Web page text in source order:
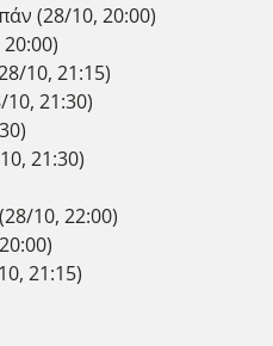
(28/10, 20:00)
20:00)
10, 21:15)
21:30)
21:30)
10, 22:00)
21:15)